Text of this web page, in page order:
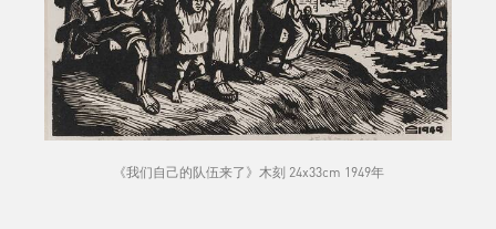
《我们自己的队伍来了》木刻 24x33cm 1949年